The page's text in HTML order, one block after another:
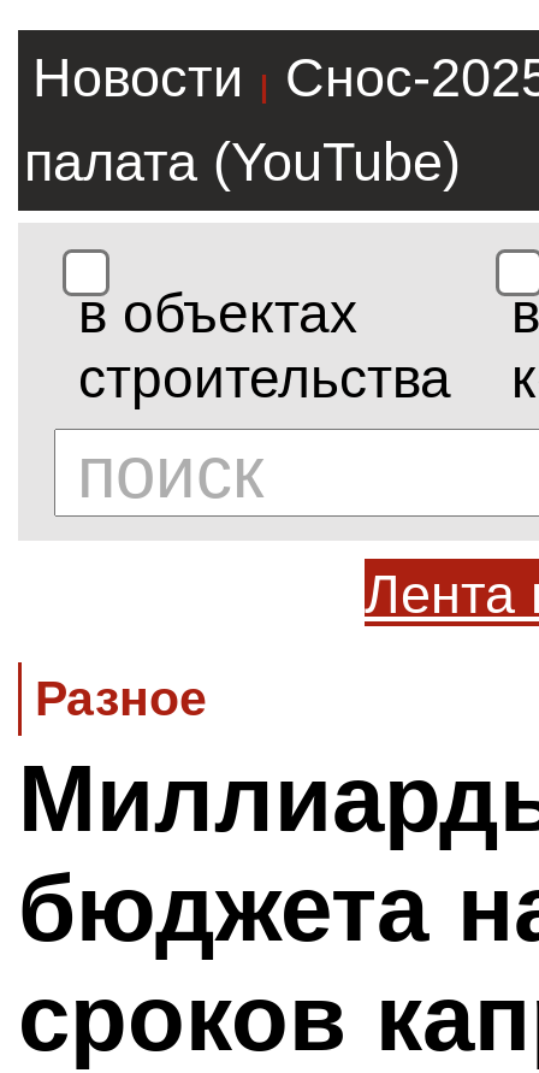
Новости |
Снос-
палата (YouTube)
в объектах
строительства
в
Лента
Разное
бюджета
сроков